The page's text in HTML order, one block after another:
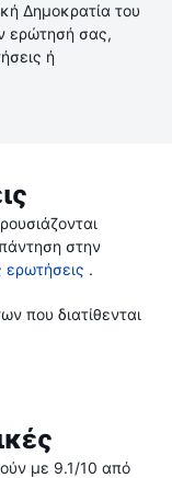
Δημοκρατία του
ερώτησή σας,
ή
στην
ερωτήσεις .
που διατίθενται
με 9.1/10 από